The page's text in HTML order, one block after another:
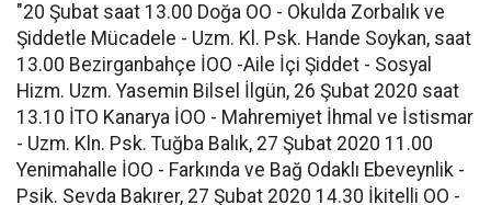
"20 Şubat saat 13.00 Doğa OO - Okulda Zorbalık ve
Şiddetle Mücadele - Uzm. Kl. Psk. Hande Soykan, saat
13.00 Bezirganbahçe İOO -Aile İçi Şiddet - Sosyal
Hizm. Uzm. Yasemin Bilsel İlgün, 26 Şubat 2020 saat
13.10 İTO Kanarya İOO - Mahremiyet İhmal ve İstismar
- Uzm. Kln. Psk. Tuğba Balık, 27 Şubat 2020 11.00
Yenimahalle İOO - Farkında ve Bağ Odaklı Ebeveynlik -
Psik. Sevda Bakırer, 27 Şubat 2020 14.30 İkitelli OO -